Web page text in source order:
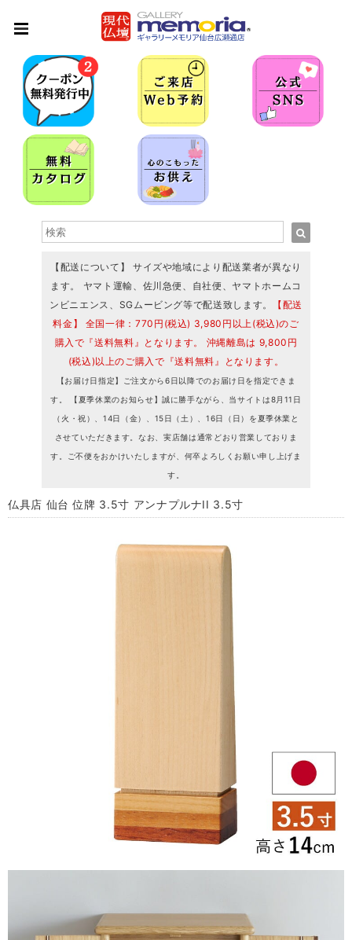
【配送について】 サイズや地域により配送業者が異なり
ます。 ヤマト運輸、佐川急便、自社便、ヤマトホームコ
ンビニエンス、SGムービング等で配送致します。
【配送
料金】 全国一律：770円(税込) 3,980円以上(税込)のご
購入で『送料無料』となります。 沖縄離島は 9,800円
(税込)以上のご購入で『送料無料』となります。
【お届け日指定】ご注文から6日以降でのお届け日を指定できま
す。 【夏季休業のお知らせ】誠に勝手ながら、当サイトは8月11日
（火・祝）、14日（金）、15日（土）、16日（日）を夏季休業と
させていただきます。なお、実店舗は通常どおり営業しておりま
す。ご不便をおかけいたしますが、何卒よろしくお願い申し上げま
す。
仏具店 仙台 位牌 3.5寸 アンナプルナII 3.5寸